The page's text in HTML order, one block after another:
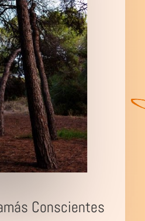
Conscientes